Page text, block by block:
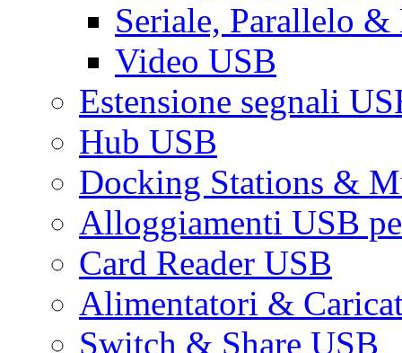
Seriale, Parallelo &
Video USB
Estensione segnali
Hub USB
Docking Stations &
Alloggiamenti USB
Card Reader USB
Alimentatori &
Switch & Share USB